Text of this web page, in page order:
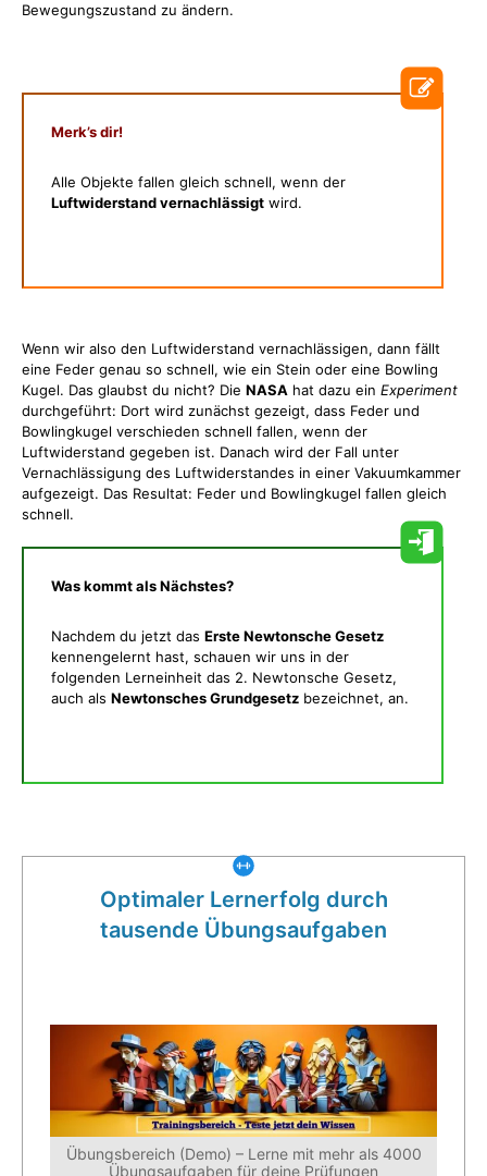
Bewegungszustand zu ändern.
Merk’s dir!
Alle Objekte fallen gleich schnell, wenn der
Luftwiderstand vernachlässigt wird.
Wenn wir also den Luftwiderstand vernachlässigen, dann fällt
eine Feder genau so schnell, wie ein Stein oder eine Bowling
Kugel. Das glaubst du nicht? Die NASA hat dazu ein Experiment
durchgeführt: Dort wird zunächst gezeigt, dass Feder und
Bowlingkugel verschieden schnell fallen, wenn der
Luftwiderstand gegeben ist. Danach wird der Fall unter
Vernachlässigung des Luftwiderstandes in einer Vakuumkammer
aufgezeigt. Das Resultat: Feder und Bowlingkugel fallen gleich
schnell.
Was kommt als Nächstes?
Nachdem du jetzt das Erste Newtonsche Gesetz
kennengelernt hast, schauen wir uns in der
folgenden Lerneinheit das 2. Newtonsche Gesetz,
auch als Newtonsches Grundgesetz bezeichnet, an.
Optimaler Lernerfolg durch
tausende Übungsaufgaben
Übungsbereich (Demo) – Lerne mit mehr als 4000
Übungsaufgaben für deine Prüfungen